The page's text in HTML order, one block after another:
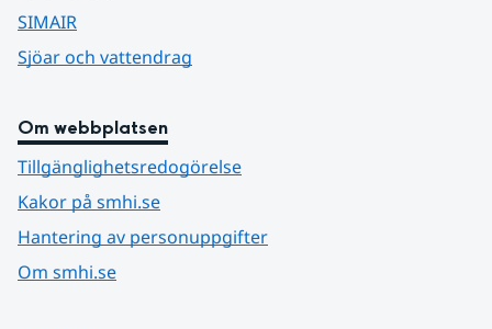
SIMAIR
Sjöar och vattendrag
Om webbplatsen
Tillgänglighetsredogörelse
Kakor på smhi.se
Hantering av personuppgifter
Om smhi.se